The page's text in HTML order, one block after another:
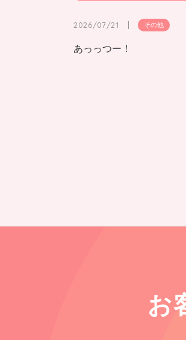
2026/07/21 その他
あっっつー！
お